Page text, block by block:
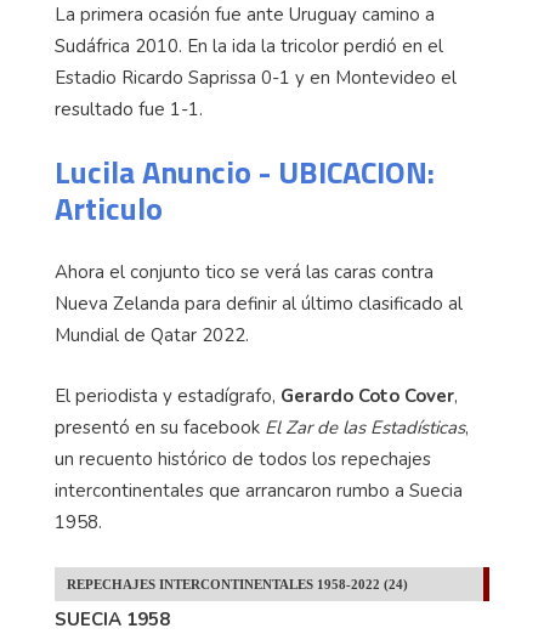
La primera ocasión fue ante Uruguay camino a
Sudáfrica 2010. En la ida la tricolor perdió en el
Estadio Ricardo Saprissa 0-1 y en Montevideo el
resultado fue 1-1.
Lucila Anuncio - UBICACION:
Articulo
Ahora el conjunto tico se verá las caras contra
Nueva Zelanda para definir al último clasificado al
Mundial de Qatar 2022.
El periodista y estadígrafo, Gerardo Coto Cover,
presentó en su facebook El Zar de las Estadísticas,
un recuento histórico de todos los repechajes
intercontinentales que arrancaron rumbo a Suecia
1958.
REPECHAJES INTERCONTINENTALES 1958-2022 (24)
SUECIA 1958